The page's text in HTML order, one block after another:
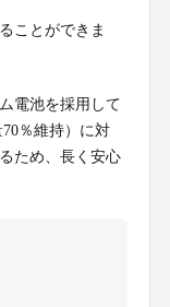
ことができま
電池を採用して
％維持）に対
ため、長く安心